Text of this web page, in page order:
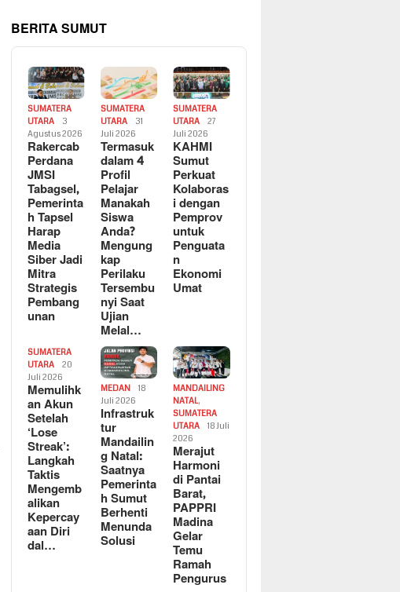
BERITA SUMUT
SUMATERA
UTARA
3
Agustus 2026
Rakercab
Perdana
JMSI
Tabagsel,
Pemerinta
h Tapsel
Harap
Media
Siber Jadi
Mitra
Strategis
Pembang
unan
SUMATERA
UTARA
31
Juli 2026
Termasuk
dalam 4
Profil
Pelajar
Manakah
Siswa
Anda?
Mengung
kap
Perilaku
Tersembu
nyi Saat
Ujian
Melal…
SUMATERA
UTARA
27
Juli 2026
KAHMI
Sumut
Perkuat
Kolaboras
i dengan
Pemprov
untuk
Penguata
n
Ekonomi
Umat
SUMATERA
UTARA
20
Juli 2026
Memulihk
an Akun
Setelah
‘Lose
Streak’:
Langkah
Taktis
Mengemb
alikan
Kepercay
aan Diri
dal…
MEDAN
18
Juli 2026
Infrastruk
tur
Mandailin
g Natal:
Saatnya
Pemerinta
h Sumut
Berhenti
Menunda
Solusi
MANDAILING
NATAL,
SUMATERA
UTARA
18 Juli
2026
Merajut
Harmoni
di Pantai
Barat,
PAPPRI
Madina
Gelar
Temu
Ramah
Pengurus